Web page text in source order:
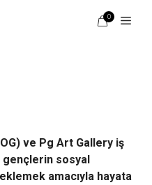
0
ve Pg Art Gallery iş
gençlerin sosyal
amacıyla hayata